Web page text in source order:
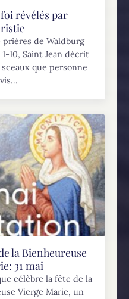
révélés par
prières de Waldburg
10, Saint Jean décrit
que personne
la Bienheureuse
31 mai
célèbre la fête de la
Vierge Marie, un